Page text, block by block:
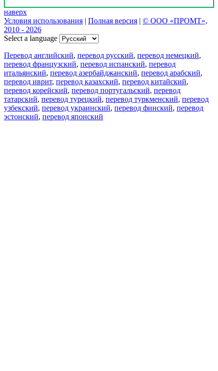
наверх
Условия использования | Полная версия | © ООО «ПРОМТ»,
2010 - 2026
Select a language
Перевод английский, перевод русский, перевод немецкий,
перевод французский, перевод испанский, перевод
итальянский, перевод азербайджанский, перевод арабский,
перевод иврит, перевод казахский, перевод китайский,
перевод корейский, перевод португальский, перевод
татарский, перевод турецкий, перевод туркменский, перевод
узбекский, перевод украинский, перевод финский, перевод
эстонский, перевод японский